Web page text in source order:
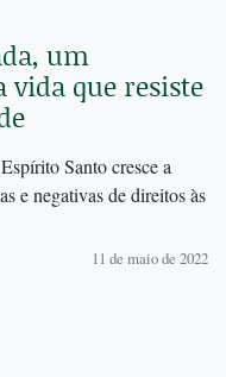
um
vida que resiste
Santo cresce a
e negativas de direitos às
11 de maio de 2022